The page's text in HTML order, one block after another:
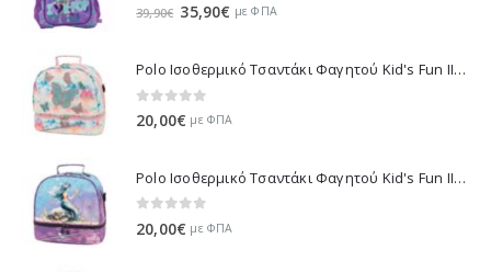
39,90€ Original
39,90€.
35,90€ Η
είναι:
με ΦΠΑ
Polo Ισοθερμικό Τσαντάκι Φαγητού Kid's Fun II - Πολύχρωμο 971003-8419 2026
20,00€ με ΦΠΑ
Polo Ισοθερμικό Τσαντάκι Φαγητού Kid's Fun II - Πολύχρωμο 971003-8426 2026
20,00€ με ΦΠΑ